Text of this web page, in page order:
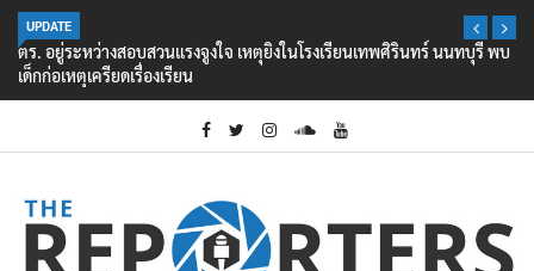
UPDATE
ตร. อยู่ระหว่างสอบสวนแรงจูงใจ เหตุยิงในโรงเรียนเทพศิรินทร์ นนทบุรี พบ
เด็กก่อเหตุเครียดเรื่องเรียน